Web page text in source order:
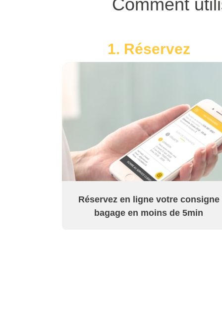
Comment
1. Réservez
Réservez en ligne votre consigne
bagage en moins de 5min